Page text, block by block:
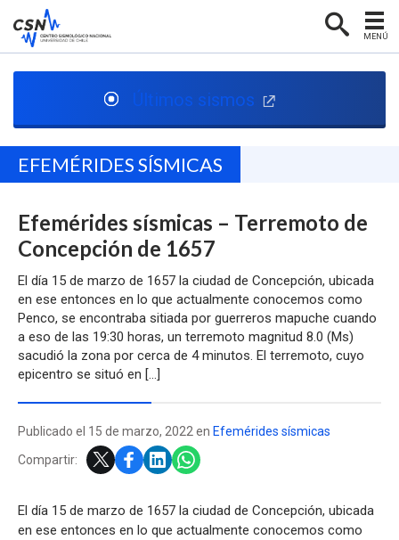
MENÚ
PORTADA
CENTRO SISMOLÓGICO
RED SISMOLÓGICA
SISMOLOGÍA EN CHILE
NOTICIAS
CONTACTO
Últimos sismos
EFEMÉRIDES SÍSMICAS
Efemérides sísmicas – Terremoto de
Concepción de 1657
El día 15 de marzo de 1657 la ciudad de Concepción, ubicada
en ese entonces en lo que actualmente conocemos como
Penco, se encontraba sitiada por guerreros mapuche cuando
a eso de las 19:30 horas, un terremoto magnitud 8.0 (Ms)
sacudió la zona por cerca de 4 minutos. El terremoto, cuyo
epicentro se situó en […]
Publicado el 15 de marzo, 2022 en Efemérides sísmicas
Compartir:
El día 15 de marzo de 1657 la ciudad de Concepción, ubicada
en ese entonces en lo que actualmente conocemos como